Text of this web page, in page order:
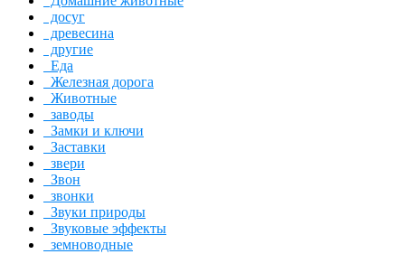
досуг
древесина
другие
Еда
Железная дорога
Животные
заводы
Замки и ключи
Заставки
звери
Звон
звонки
Звуки природы
Звуковые эффекты
земноводные